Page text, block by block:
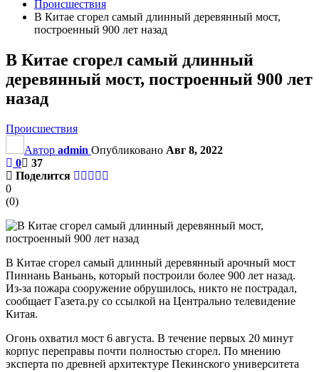
Происшествия
В Китае сгорел самый длинный деревянный мост,
построенный 900 лет назад
В Китае сгорел самый длинный
деревянный мост, построенный 900 лет
назад
Происшествия
Автор admin Опубликовано Авг 8, 2022
0
37
Поделится
0
(0)
В Китае сгорел самый длинный деревянный арочный мост
Пиннань Ваньань, который построили более 900 лет назад.
Из-за пожара сооружение обрушилось, никто не пострадал,
сообщает Газета.ру со ссылкой на Центрально телевидение
Китая.
Огонь охватил мост 6 августа. В течение первых 20 минут
корпус переправы почти полностью сгорел. По мнению
эксперта по древней архитектуре Пекинского университета